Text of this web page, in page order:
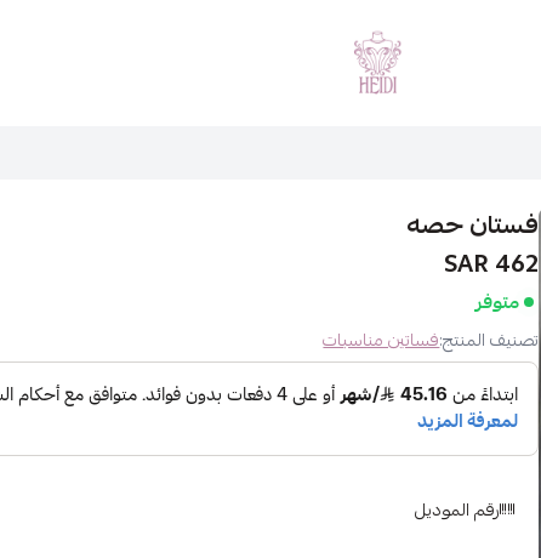
هايدي فاشن
فستان حصه
462 SAR
متوفر
تصنيف المنتج:فساتين مناسبات
رقم الموديل